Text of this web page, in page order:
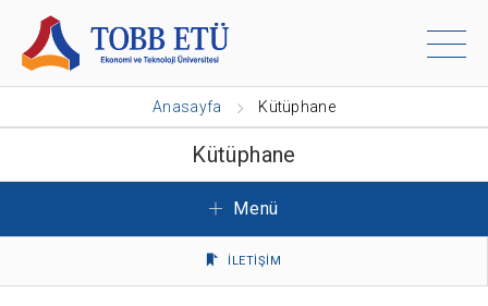
Anasayfa Kütüphane
Kütüphane
Menü
İLETİŞİM